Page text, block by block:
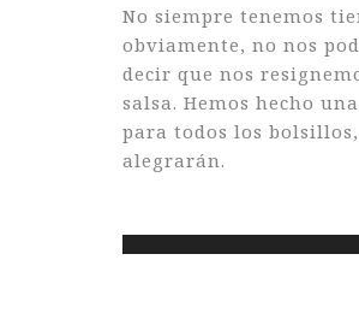
No siempre tenemos
obviamente, no nos
decir que nos
salsa. Hemos hecho
para todos los
alegrarán.